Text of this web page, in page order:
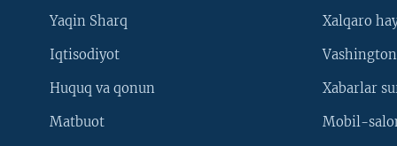
Yaqin Sharq
Iqtisodiyot
Huquq va qonun
Matbuot
Xalqaro
Xabarlar
Mobil-